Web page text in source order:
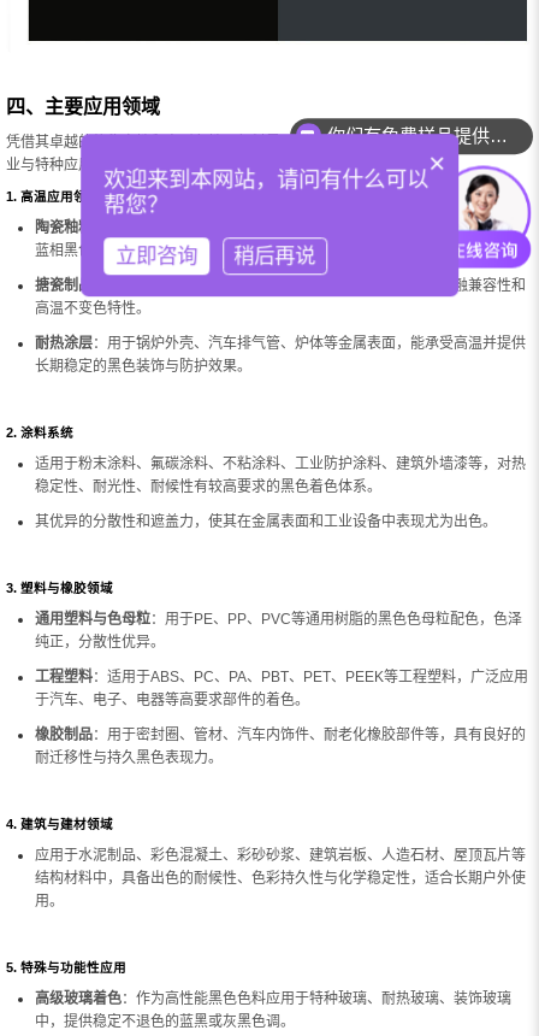
四、主要应用领域
凭借其卓越的热稳定性和高耐久性，颜料黑27（钴黑）在多个对性能要求极高的工
业与特种应用领域中表现出色：
1. 高温应用领域
陶瓷釉料
：用于建筑陶瓷、艺术陶瓷、工业陶瓷的釉料着色，呈现深邃稳定的
蓝相黑色调，具优异的耐高温、耐酸碱性能。
搪瓷制品
：适用于日用搪瓷、工业搪瓷及搪瓷贴花，具有良好的熔融兼容性和
高温不变色特性。
耐热涂层：用于锅炉外壳、汽车排气管、炉体等金属表面，能承受高温并提供
长期稳定的黑色装饰与防护效果。
2. 涂料系统
适用于粉末涂料、氟碳涂料、不粘涂料、工业防护涂料、建筑外墙漆等，对热
稳定性、耐光性、耐候性有较高要求的黑色着色体系。
其优异的分散性和遮盖力，使其在金属表面和工业设备中表现尤为出色。
3. 塑料与橡胶领域
通用塑料与色母粒：用于PE、PP、PVC等通用树脂的黑色色母粒配色，色泽
纯正，分散性优异。
工程塑料：适用于ABS、PC、PA、PBT、PET、PEEK等工程塑料，广泛应用
于汽车、电子、电器等高要求部件的着色。
橡胶制品：用于密封圈、管材、汽车内饰件、耐老化橡胶部件等，具有良好的
耐迁移性与持久黑色表现力。
4. 建筑与建材领域
应用于水泥制品、彩色混凝土、彩砂砂浆、建筑岩板、人造石材、屋顶瓦片等
结构材料中，具备出色的耐候性、色彩持久性与化学稳定性，适合长期户外使
用。
5. 特殊与功能性应用
高级玻璃着色：作为高性能黑色色料应用于特种玻璃、耐热玻璃、装饰玻璃
中，提供稳定不退色的蓝黑或灰黑色调。
你们有免费样品提供吗？
×
欢迎来到本网站，请问有什么可以
帮您？
立即咨询 稍后再说